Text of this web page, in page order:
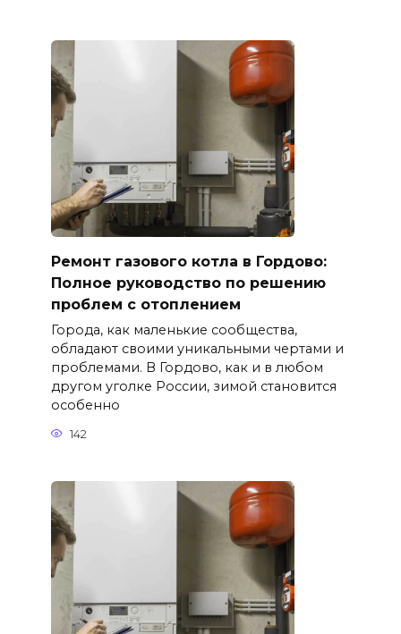
Ремонт газового котла в Гордово:
Полное руководство по решению
проблем с отоплением
Города, как маленькие сообщества,
обладают своими уникальными чертами и
проблемами. В Гордово, как и в любом
другом уголке России, зимой становится
особенно
142